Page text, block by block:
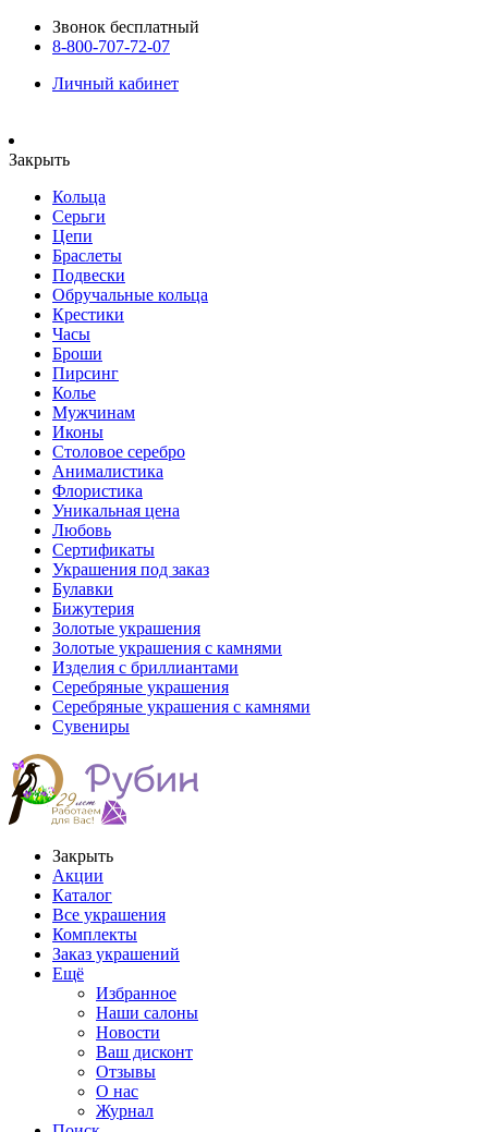
Звонок бесплатный
8-800-707-72-07
Личный кабинет
Закрыть
Кольца
Серьги
Цепи
Браслеты
Подвески
Обручальные кольца
Крестики
Часы
Броши
Пирсинг
Колье
Мужчинам
Иконы
Столовое серебро
Анималистика
Флористика
Уникальная цена
Любовь
Сертификаты
Украшения под заказ
Булавки
Бижутерия
Золотые украшения
Золотые украшения с камнями
Изделия с бриллиантами
Серебряные украшения
Серебряные украшения с камнями
Сувениры
Закрыть
Акции
Каталог
Все украшения
Комплекты
Заказ украшений
Ещё
Избранное
Наши салоны
Новости
Ваш дисконт
Отзывы
О нас
Журнал